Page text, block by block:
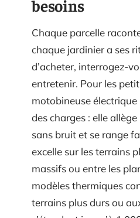
besoins
Chaque parcelle
chaque jardinier a ses
d’acheter, interrogez-
entretenir. Pour les
motobineuse
des charges : elle
sans bruit et se range
excelle sur les terrains
massifs ou entre les
modèles thermiques
terrains plus durs ou